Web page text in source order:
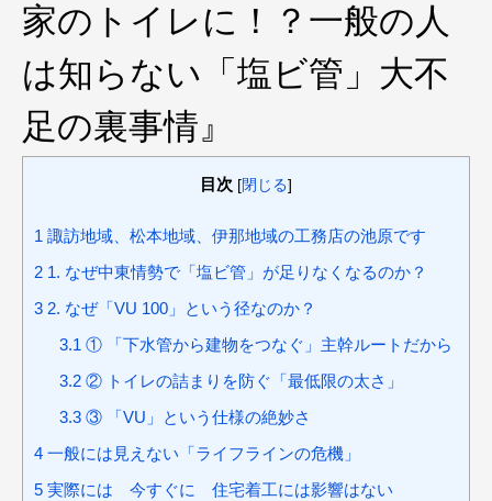
家のトイレに！？一般の人
は知らない「塩ビ管」大不
足の裏事情』
目次 [閉じる]
1 諏訪地域、松本地域、伊那地域の工務店の池原です
2 1. なぜ中東情勢で「塩ビ管」が足りなくなるのか？
3 2. なぜ「VU 100」という径なのか？
3.1 ① 「下水管から建物をつなぐ」主幹ルートだから
3.2② トイレの詰まりを防ぐ「最低限の太さ」
3.3③ 「VU」という仕様の絶妙さ
4 一般には見えない「ライフラインの危機」
5 実際には 今すぐに 住宅着工には影響はない